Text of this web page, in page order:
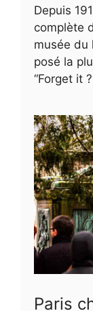
Depuis
complète
musée du
posé la
“Forget it ?
Paris